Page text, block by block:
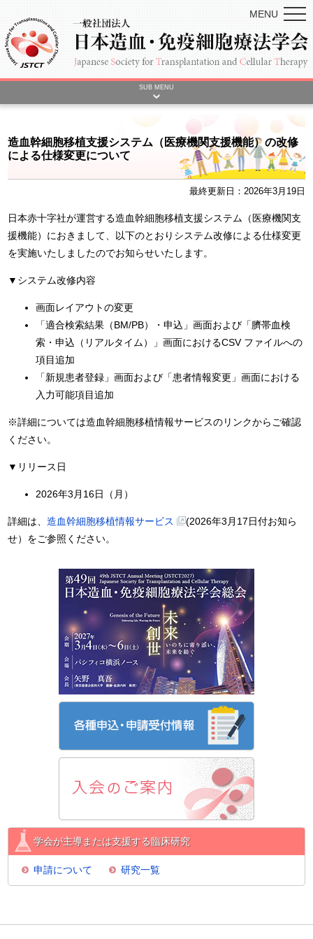
MENU
SUB MENU
造血幹細胞移植支援システム（医療機関支援機能）の改修
による仕様変更について
最終更新日：2026年3月19日
日本赤十字社が運営する造血幹細胞移植支援システム（医療機関支
援機能）におきまして、以下のとおりシステム改修による仕様変更
を実施いたしましたのでお知らせいたします。
▼システム改修内容
画面レイアウトの変更
「適合検索結果（BM/PB）・申込」画面および「臍帯血検
索・申込（リアルタイム）」画面におけるCSV ファイルへの
項目追加
「新規患者登録」画面および「患者情報変更」画面における
入力可能項目追加
※詳細については造血幹細胞移植情報サービスのリンクからご確認
ください。
▼リリース日
2026年3月16日（月）
詳細は、造血幹細胞移植情報サービス
(2026年3月17日付お知ら
せ）をご参照ください。
学会が主導または支援する臨床研究
申請について 研究一覧